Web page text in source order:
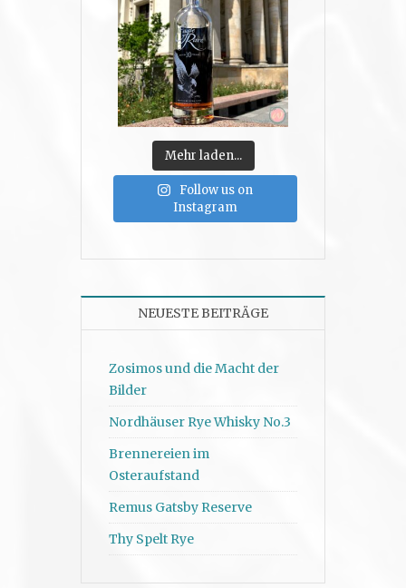
Mehr laden...
Follow us on
Instagram
NEUESTE BEITRÄGE
Zosimos und die Macht der
Bilder
Nordhäuser Rye Whisky No.3
Brennereien im
Osteraufstand
Remus Gatsby Reserve
Thy Spelt Rye